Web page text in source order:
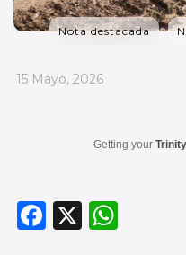
Nota destacada
_
15 Mayo, 2026
Getting your
F
X